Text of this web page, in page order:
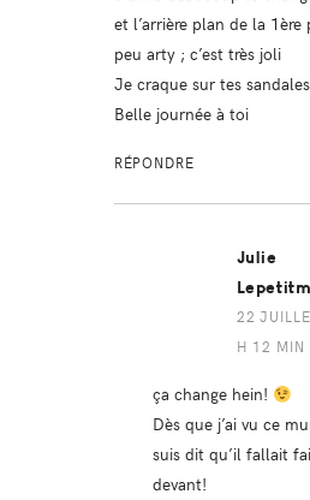
et l’arrière plan de la
peu arty ; c’est très joli
Je craque sur tes
Belle journée à toi
RÉPONDRE
Julie
22
H 12 MIN
ça change hein!
Dès que j’ai vu ce
suis dit qu’il fallait
devant!